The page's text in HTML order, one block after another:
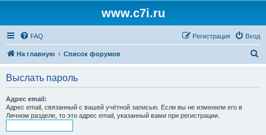
www.c7i.ru
FAQ Вход
Регистрация
На главную Список форумов
Выслать пароль
Адрес email:
Адрес email, связанный с вашей учётной записью. Если вы не изменили его в
Личном разделе, то это адрес email, указанный вами при регистрации.